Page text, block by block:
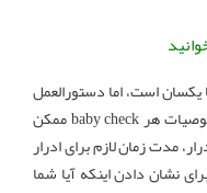
یکسان است، اما دستورالعمل
های تولید کنندگان را به دقت بخوانید. خصوصیات هر baby check ممکن
مدت زمان لازم برای ادرار
نشان دادن اینکه آیا شما